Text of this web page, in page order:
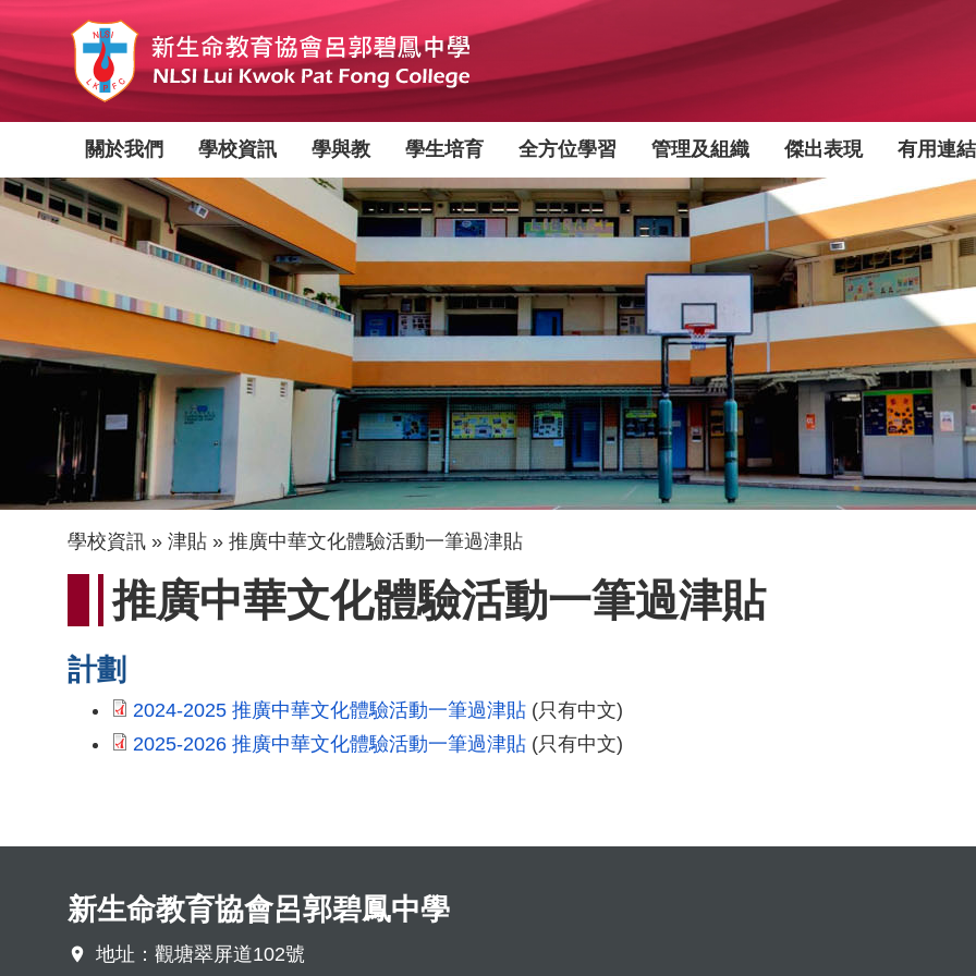
至
主
navigation
關於我們 學校資訊 學與教 學生培育 全方位學習 管理及組織 傑出表現 有用連結
導
航
結
學校資訊 津貼 推廣中華文化體驗活動一筆過津貼
推廣中華文化體驗活動一筆過津貼
計劃
2024-2025 推廣中華文化體驗活動一筆過津貼 (只有中文)
2025-2026 推廣中華文化體驗活動一筆過津貼 (只有中文)
新生命教育協會呂郭碧鳳中學
地址：觀塘翠屏道102號